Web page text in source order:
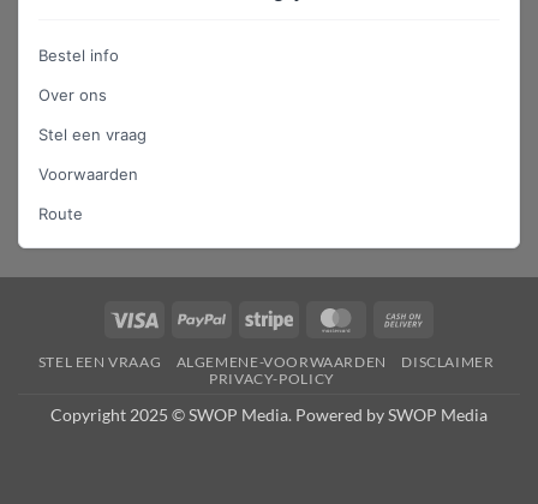
Bestel info
Over ons
Stel een vraag
Voorwaarden
Route
Visa PayPal Stripe MasterCard
Delivery
STEL EEN VRAAG ALGEMENE-VOORWAARDEN
DISCLAIMER
PRIVACY-POLICY
Copyright 2025 © SWOP Media. Powered by SWOP Media